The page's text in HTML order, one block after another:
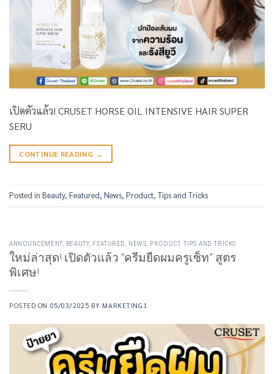
เปิดตัวแล้ว! CRUSET HORSE OIL INTENSIVE HAIR SUPER
SERU
CONTINUE READING →
Posted in Beauty, Featured, News, Product, Tips and Tricks
ANNOUNCEMENT, BEAUTY, FEATURED, NEWS, PRODUCT,TIPS AND TRICKS
ใหม่ล่าสุด! เปิดตัวแล้ว “ครีมยืดผมครูเซ็ท” สูตร
พิเศษ!
POSTED ON 05/03/2025 BY MARKETING1